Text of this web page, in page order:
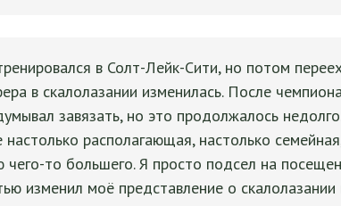
в Солт-Лейк-Сити, но потом
в скалолазании изменилась. После
завязать, но это продолжалось
располагающая, настолько
чего-то большего. Я просто подсел на
изменил моё представление о скалолазании